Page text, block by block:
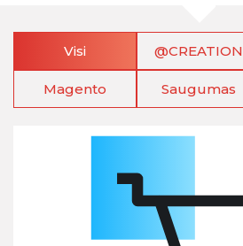
Visi @CREATION
Magento Saugumas